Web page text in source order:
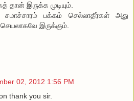
தான் இருக்க முடியும்.
சமாச்சாரம் பக்கம் செல்லாதீர்கள் அது
இருக்கும்.
02, 2012 1:56 PM
thank you sir.